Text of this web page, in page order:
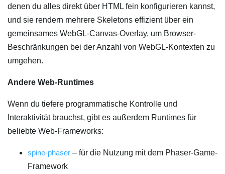
denen du alles direkt über HTML fein konfigurieren kannst,
und sie rendern mehrere Skeletons effizient über ein
gemeinsames WebGL-Canvas-Overlay, um Browser-
Beschränkungen bei der Anzahl von WebGL-Kontexten zu
umgehen.
Andere Web-Runtimes
Wenn du tiefere programmatische Kontrolle und
Interaktivität brauchst, gibt es außerdem Runtimes für
beliebte Web-Frameworks:
spine-phaser – für die Nutzung mit dem Phaser-Game-
Framework